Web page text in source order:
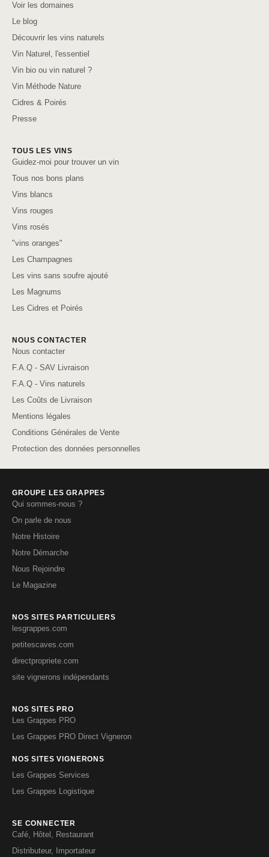
Voir les domaines
Le blog
Découvrir les vins naturels
Vin Naturel, l'essentiel
Vin bio ou vin naturel ?
Vin Méthode Nature
Cidres & Poirés
Presse
TOUS LES VINS
Guidez-moi pour trouver un vin
Tous nos bons plans
Vins blancs
Vins rouges
Vins rosés
"vins oranges"
Les Champagnes
Les vins sans soufre ajouté
Les Magnums
Les Cidres et Poirés
NOUS CONTACTER
Nous contacter
F.A.Q - SAV Livraison
F.A.Q - Vins naturels
Les Coûts de Livraison
Mentions légales
Conditions Générales de Vente
Protection des données personnelles
GROUPE LES GRAPPES
Qui sommes-nous ?
On parle de nous
Notre Histoire
Notre Démarche
Nous Rejoindre
Le Magazine
NOS SITES PARTICULIERS
lesgrappes.com
petitescaves.com
directpropriete.com
site vignerons indépendants
NOS SITES PRO
Les Grappes PRO
Les Grappes PRO Direct Vigneron
NOS SITES VIGNERONS
Les Grappes Services
Les Grappes Logistique
SE CONNECTER
Café, Hôtel, Restaurant
Distributeur, Importateur